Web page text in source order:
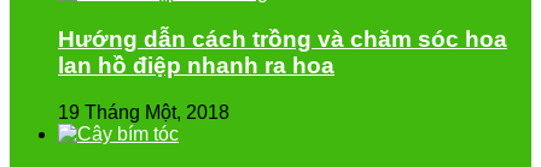
Hướng dẫn cách trồng và chăm sóc hoa
lan hồ điệp nhanh ra hoa
19 Tháng Một, 2018